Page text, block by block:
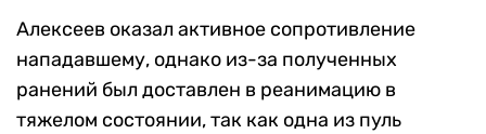
Алексеев оказал активное сопротивление
нападавшему, однако из-за полученных
ранений был доставлен в реанимацию в
тяжелом состоянии, так как одна из пуль